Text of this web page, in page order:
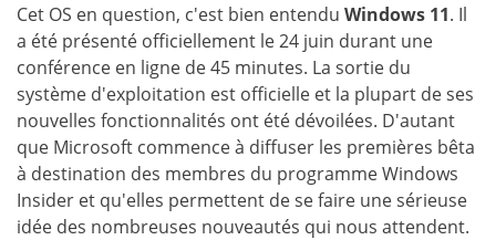
Cet OS en question, c'est bien entendu Windows 11. Il
a été présenté officiellement le 24 juin durant une
conférence en ligne de 45 minutes. La sortie du
système d'exploitation est officielle et la plupart de ses
nouvelles fonctionnalités ont été dévoilées. D'autant
que Microsoft commence à diffuser les premières bêta
à destination des membres du programme Windows
Insider et qu'elles permettent de se faire une sérieuse
idée des nombreuses nouveautés qui nous attendent.